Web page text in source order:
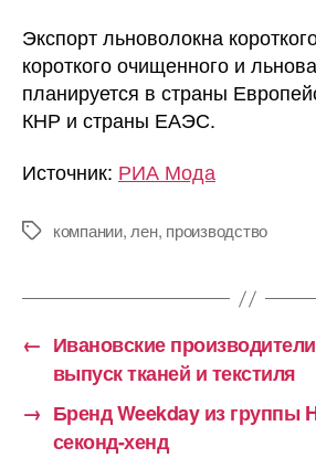
Экспорт льноволокна
короткого очищенного и
планируется в страны
КНР и страны ЕАЭС.
Источник: РИА Мода
Меткикомпании,лен, производство
← Ивановские
выпуск тканей и текстиля
→ Бренд Weekday из группы
секонд-хенд